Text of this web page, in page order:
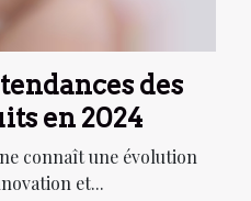
des
en 2024
connaît une évolution
et...